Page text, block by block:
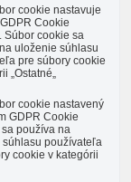
cookie nastavuje
Cookie
Súbor cookie sa
uloženie súhlasu
pre súbory cookie
„Ostatné„
cookie nastavený
GDPR Cookie
používa na
používateľa
cookie v kategórii